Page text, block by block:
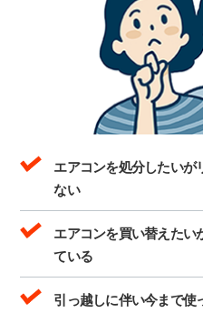
エアコンを処分したいが
ない
エアコンを買い替えたい
ている
引っ越しに伴い今まで使